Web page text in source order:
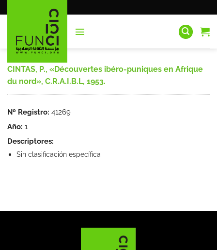
al
CINTAS, P., «Découvertes ibéro-puniques en Afrique
du nord», C.R.A.I.B.L, 1953.
Nº Registro: 41269
Año: 1
Descriptores:
Sin clasificación específica